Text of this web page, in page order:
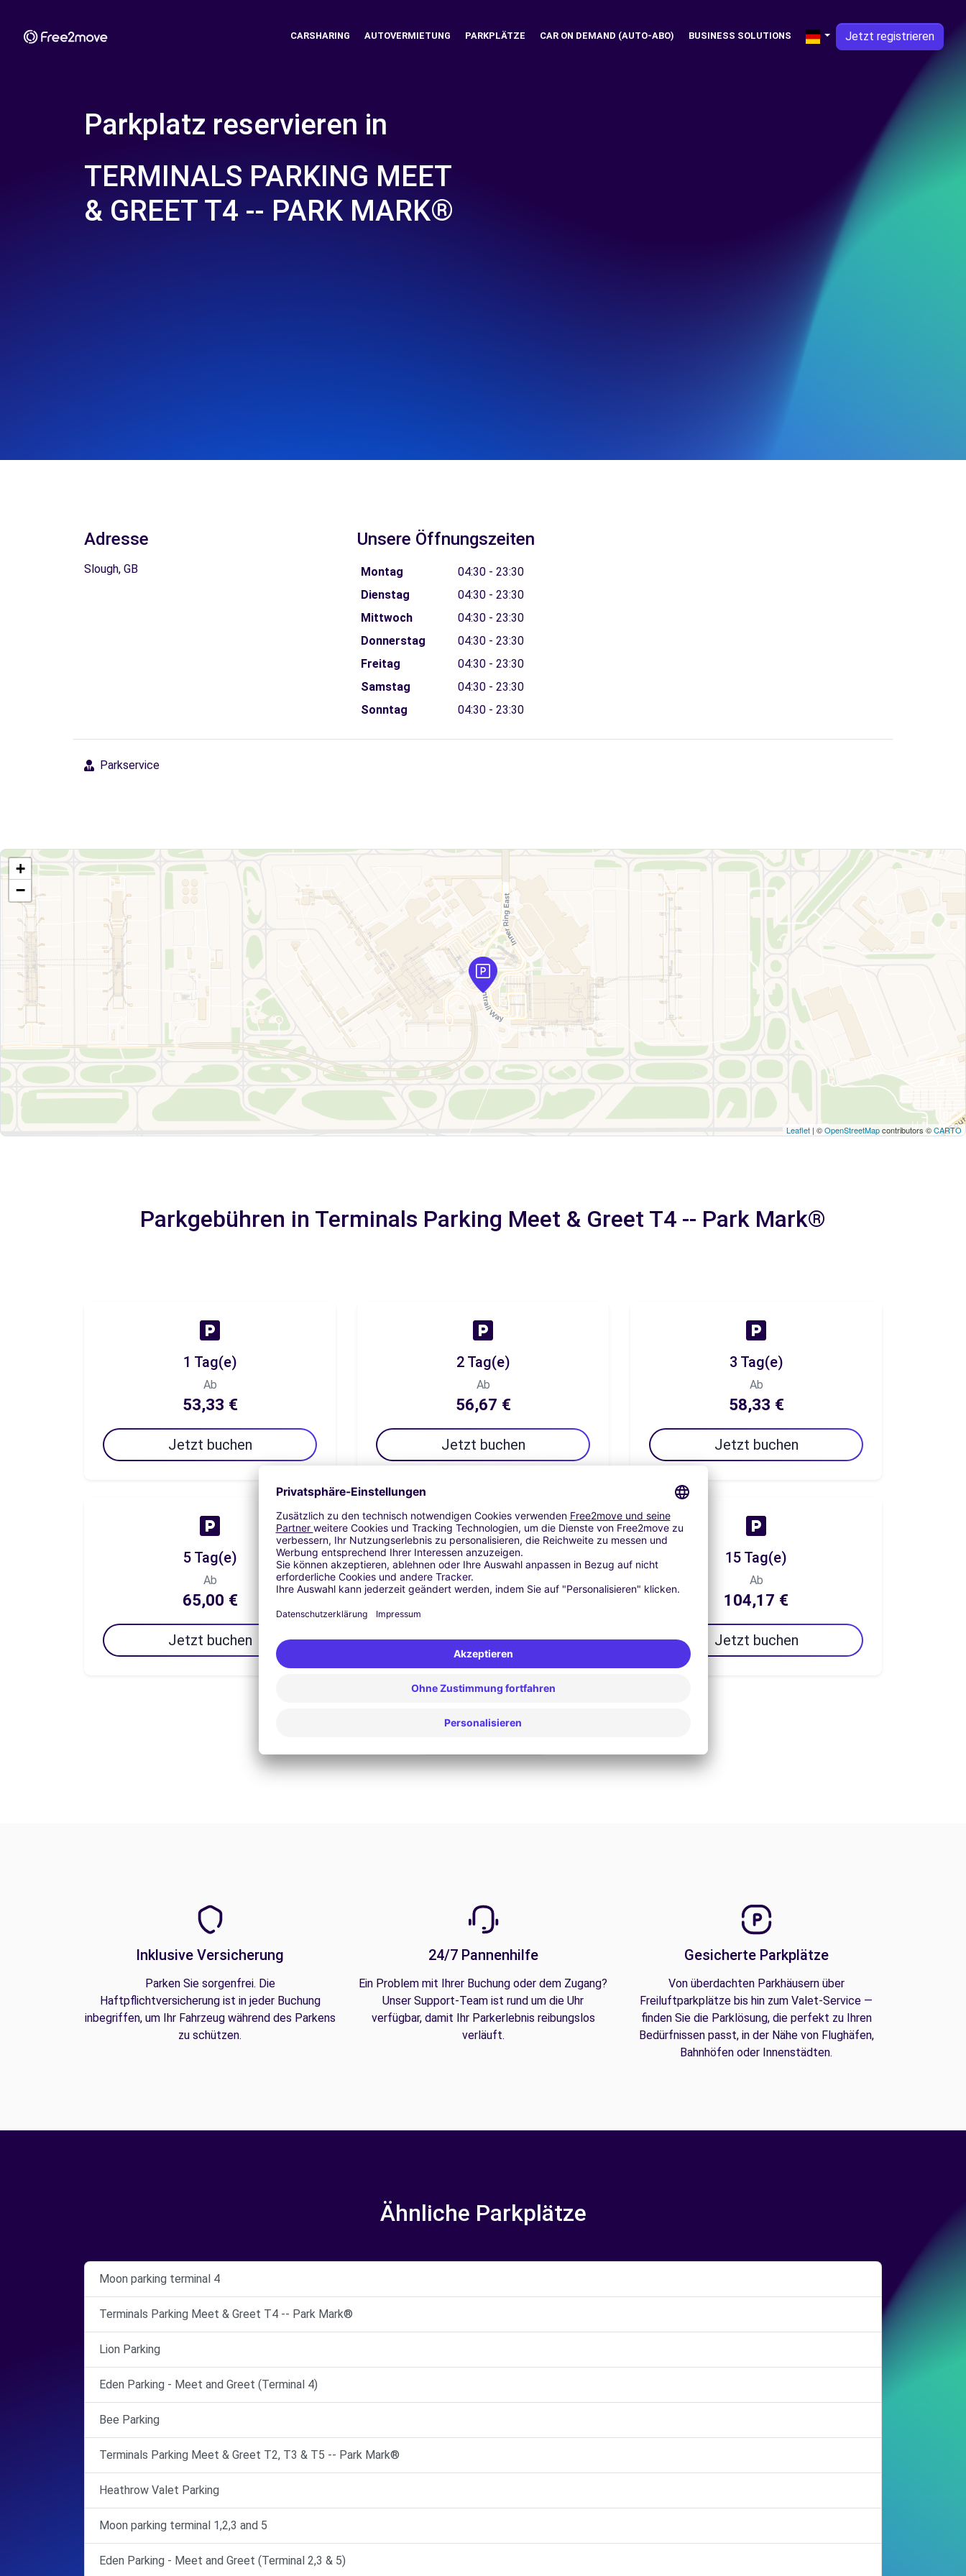
CARSHARING AUTOVERMIETUNG PARKPLÄTZE CAR ON DEMAND (AUTO-ABO) BUSINESS SOLUTIONS Jetzt registrieren
Parkplatz reservieren in
TERMINALS PARKING MEET
& GREET T4 -- PARK MARK®
Adresse
Slough, GB
Unsere Öffnungszeiten
Montag
04:30 - 23:30
Dienstag
04:30 - 23:30
Mittwoch
04:30 - 23:30
Donnerstag
04:30 - 23:30
Freitag
04:30 - 23:30
Samstag
04:30 - 23:30
Sonntag
04:30 - 23:30
Parkservice
+
−
Leaflet | ©OpenStreetMapcontributors ©CARTO
Parkgebühren in Terminals Parking Meet & Greet T4 -- Park Mark®
1 Tag(e)
Ab
53,33 €
Jetzt buchen
2 Tag(e)
Ab
56,67 €
Jetzt buchen
3 Tag(e)
Ab
58,33 €
Jetzt buchen
5 Tag(e)
Ab
65,00 €
Jetzt buchen
7 Tag(e)
71,67 €
Jetzt buchen
15 Tag(e)
Ab
104,17 €
Jetzt buchen
Inklusive Versicherung
Parken Sie sorgenfrei. Die
Haftpflichtversicherung ist in jeder Buchung
inbegriffen, um Ihr Fahrzeug während des Parkens
zu schützen.
24/7 Pannenhilfe
Ein Problem mit Ihrer Buchung oder dem Zugang?
Unser Support-Team ist rund um die Uhr
verfügbar, damit Ihr Parkerlebnis reibungslos
verläuft.
Gesicherte Parkplätze
Von überdachten Parkhäusern über
Freiluftparkplätze bis hin zum Valet-Service —
finden Sie die Parklösung, die perfekt zu Ihren
Bedürfnissen passt, in der Nähe von Flughäfen,
Bahnhöfen oder Innenstädten.
Ähnliche Parkplätze
Moon parking terminal 4
Terminals Parking Meet & Greet T4 -- Park Mark®
Lion Parking
Eden Parking - Meet and Greet (Terminal 4)
Bee Parking
Terminals Parking Meet & Greet T2, T3 & T5 -- Park Mark®
Heathrow Valet Parking
Moon parking terminal 1,2,3 and 5
Eden Parking - Meet and Greet (Terminal 2,3 & 5)